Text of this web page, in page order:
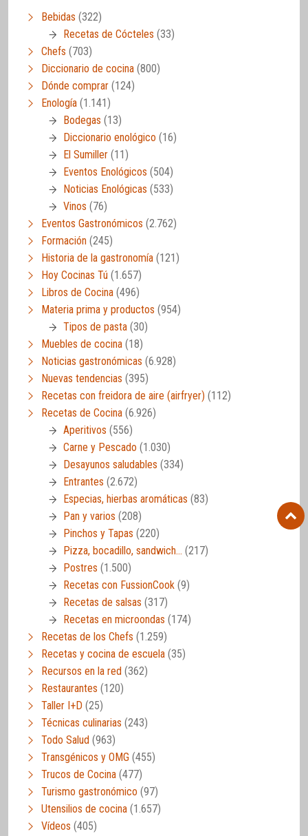
Bebidas (322)
Recetas de Cócteles (33)
Chefs (703)
Diccionario de cocina (800)
Dónde comprar (124)
Enología (1.141)
Bodegas (13)
Diccionario enológico (16)
El Sumiller (11)
Eventos Enológicos (504)
Noticias Enológicas (533)
Vinos (76)
Eventos Gastronómicos (2.762)
Formación (245)
Historia de la gastronomía (121)
Hoy Cocinas Tú (1.657)
Libros de Cocina (496)
Materia prima y productos (954)
Tipos de pasta (30)
Muebles de cocina (18)
Noticias gastronómicas (6.928)
Nuevas tendencias (395)
Recetas con freidora de aire (airfryer) (112)
Recetas de Cocina (6.926)
Aperitivos (556)
Carne y Pescado (1.030)
Desayunos saludables (334)
Entrantes (2.672)
Especias, hierbas aromáticas (83)
Pan y varios (208)
Pinchos y Tapas (220)
Pizza, bocadillo, sandwich… (217)
Postres (1.500)
Recetas con FussionCook (9)
Recetas de salsas (317)
Recetas en microondas (174)
Recetas de los Chefs (1.259)
Recetas y cocina de escuela (35)
Recursos en la red (362)
Restaurantes (120)
Taller I+D (25)
Técnicas culinarias (243)
Todo Salud (963)
Transgénicos y OMG (455)
Trucos de Cocina (477)
Turismo gastronómico (97)
Utensilios de cocina (1.657)
Vídeos (405)